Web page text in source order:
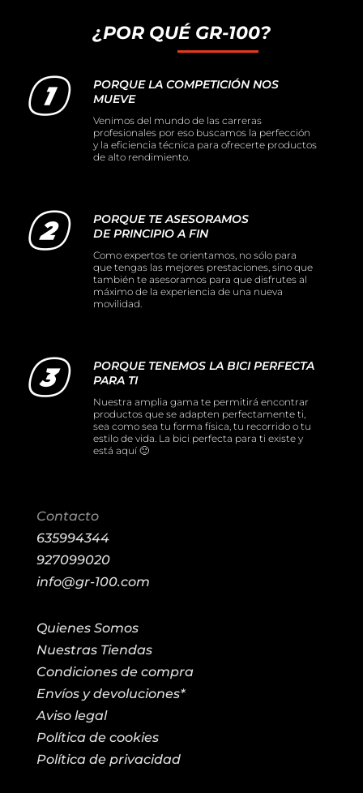
¿POR QUÉ GR-100?
PORQUE LA COMPETICIÓN NOS
MUEVE
Venimos del mundo de las carreras
profesionales por eso buscamos la perfección
y la eficiencia técnica para ofrecerte productos
de alto rendimiento.
PORQUE TE ASESORAMOS
DE PRINCIPIO A FIN
Como expertos te orientamos, no sólo para
que tengas las mejores prestaciones, sino que
también te asesoramos para que disfrutes al
máximo de la experiencia de una nueva
movilidad.
PORQUE TENEMOS LA BICI PERFECTA
PARA TI
Nuestra amplia gama te permitirá encontrar
productos que se adapten perfectamente ti,
sea como sea tu forma física, tu recorrido o tu
estilo de vida. La bici perfecta para ti existe y
está aquí 🙂
Contacto
635994344
927099020
info@gr-100.com
Quienes Somos
Nuestras Tiendas
Condiciones de compra
Envíos y devoluciones*
Aviso legal
Política de cookies
Política de privacidad